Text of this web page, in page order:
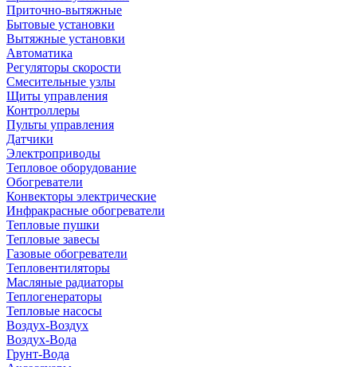
Приточно-вытяжные
Бытовые установки
Вытяжные установки
Автоматика
Регуляторы скорости
Смесительные узлы
Щиты управления
Контроллеры
Пульты управления
Датчики
Электроприводы
Тепловое оборудование
Обогреватели
Конвекторы электрические
Инфракрасные обогреватели
Тепловые пушки
Тепловые завесы
Газовые обогреватели
Тепловентиляторы
Масляные радиаторы
Теплогенераторы
Тепловые насосы
Воздух-Воздух
Воздух-Вода
Грунт-Вода